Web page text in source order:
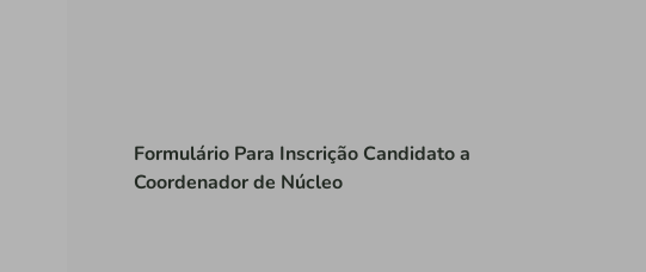
Formulário Para Inscrição Candidato a
Coordenador de Núcleo